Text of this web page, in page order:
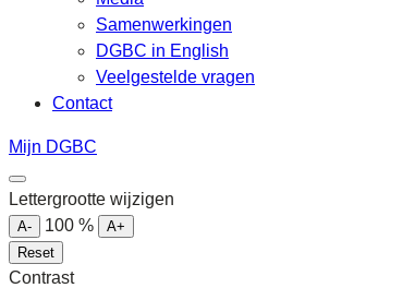
Samenwerkingen
DGBC in English
Veelgestelde vragen
Contact
Mijn DGBC
Lettergrootte wijzigen
A- 100 %
A+
Reset
Contrast